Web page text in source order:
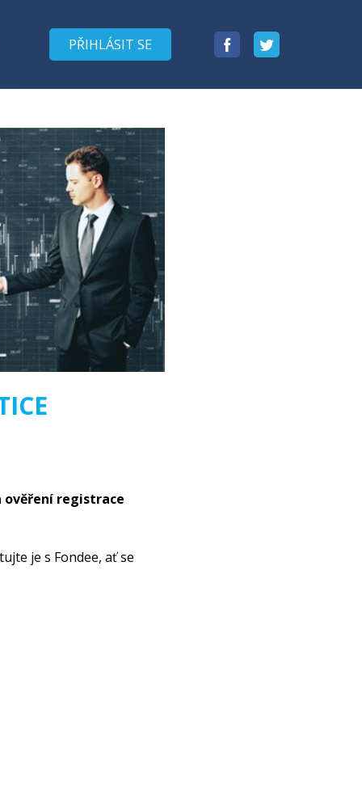
PŘIHLÁSIT SE FacebookTwitter
ověření registrace
je s Fondee, ať se